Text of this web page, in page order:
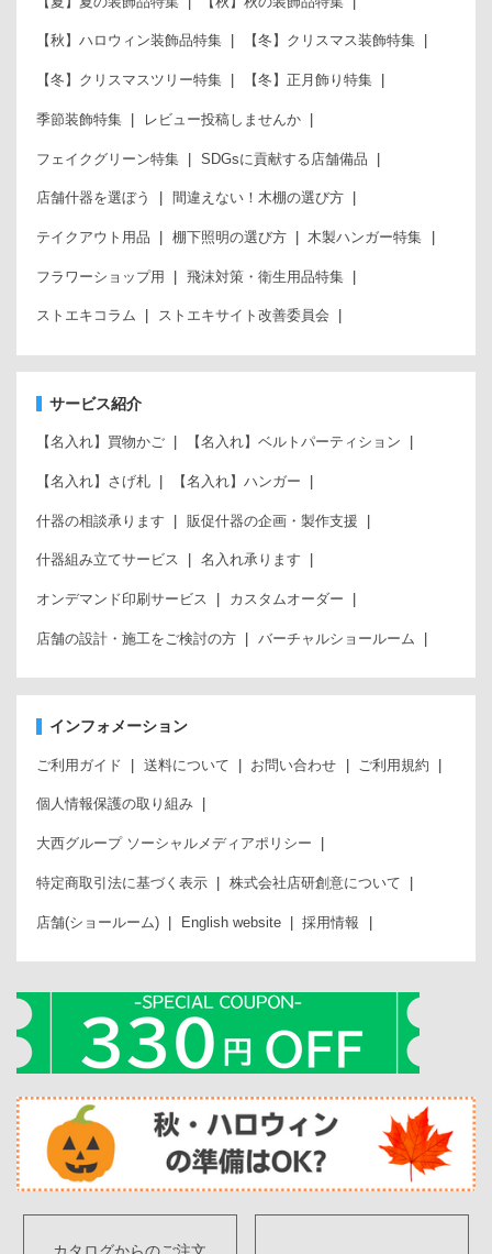
【秋】ハロウィン装飾品特集 【冬】クリスマス装飾特集
【冬】クリスマスツリー特集 【冬】正月飾り特集
季節装飾特集 レビュー投稿しませんか
フェイクグリーン特集 SDGsに貢献する店舗備品
店舗什器を選ぼう 間違えない！木棚の選び方
テイクアウト用品 棚下照明の選び方 木製ハンガー特集
フラワーショップ用 飛沫対策・衛生用品特集
ストエキコラム ストエキサイト改善委員会
サービス紹介
【名入れ】買物かご 【名入れ】ベルトパーティション
【名入れ】さげ札 【名入れ】ハンガー
什器の相談承ります 販促什器の企画・製作支援
什器組み立てサービス 名入れ承ります
オンデマンド印刷サービス カスタムオーダー
店舗の設計・施工をご検討の方 バーチャルショールーム
インフォメーション
ご利用ガイド 送料について お問い合わせ ご利用規約
個人情報保護の取り組み
大西グループ ソーシャルメディアポリシー
特定商取引法に基づく表示 株式会社店研創意について
店舗(ショールーム) English website 採用情報
カタログからのご注文